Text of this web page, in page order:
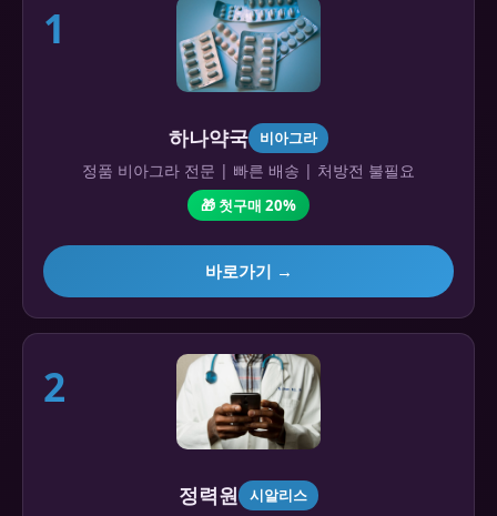
1
하나약국 비아그라
정품 비아그라 전문 | 빠른 배송 | 처방전 불필요
🎁 첫구매 20%
바로가기 →
2
정력원 시알리스